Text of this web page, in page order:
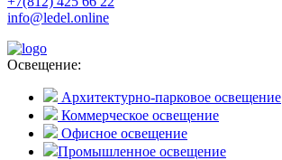
info@ledel.online
Освещение:
Архитектурно-парковое освещение
Коммерческое освещение
Офисное освещение
Промышленное освещение